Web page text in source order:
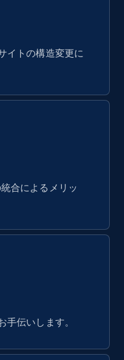
and more.
helpful, App url, and
イトの構造変更に
合によるメリッ
手伝いします。